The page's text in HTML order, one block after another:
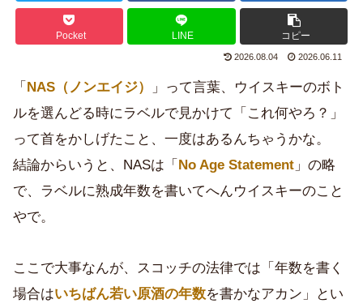
Pocket LINE コピー
2026.08.04 2026.06.11
「 NAS（ノンエイジ）
」って言葉、ウイスキーのボト
ルを選んどる時にラベルで見かけて「これ何やろ？」
って首をかしげたこと、一度はあるんちゃうかな。
結論からいうと、NASは「 No Age Statement 」の略
で、ラベルに熟成年数を書いてへんウイスキーのこと
やで。
ここで大事なんが、スコッチの法律では「年数を書く
場合はいちばん若い原酒の年数を書かなアカン」とい